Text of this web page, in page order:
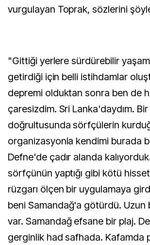
vurgulayan Toprak, sözlerini
"Gittiği yerlere sürdürebilir
getirdiği için belli istihdamlar
depremi olduktan sonra ben de
çaresizdim. Sri Lanka'daydım.
doğrultusunda sörfçülerin
organizasyonla kendimi burada
Defne'de çadır alanda
sörfçünün yaptığı gibi kötü
rüzgarı ölçen bir uygulamaya
beni Samandağ'a götürdü. Uzun
var. Samandağ efsane bir plaj.
gerginlik had safhada. Kafamda